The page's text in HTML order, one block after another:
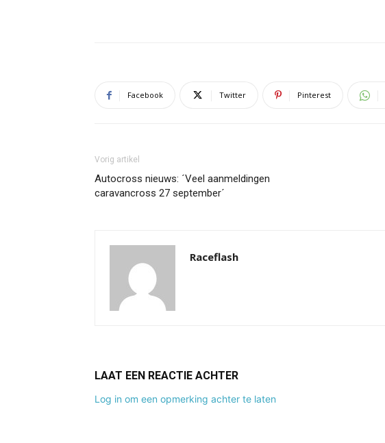
Facebook Twitter Pinterest
Vorig artikel
Autocross nieuws: ´Veel aanmeldingen
caravancross 27 september´
Raceflash
LAAT EEN REACTIE ACHTER
Log in om een opmerking achter te laten